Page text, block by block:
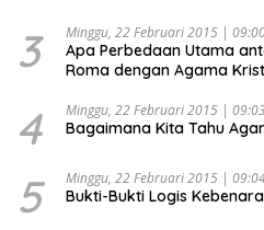
Indonesia Emas 2045”,
3 Minggu, 22 Februari 2015 |
Apa Perbedaan Utama
Roma dengan Agama
4 Minggu, 22 Februari 2015 |
Bagaimana Kita Tahu
5 Minggu, 22 Februari 2015 |
Bukti-Bukti Logis